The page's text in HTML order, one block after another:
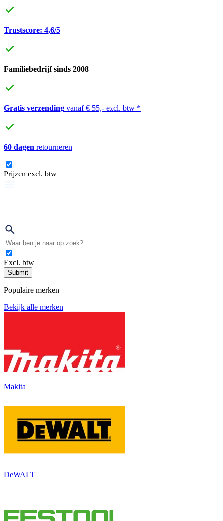
Trustscore: 4,6/5
Familiebedrijf sinds 2008
Gratis verzending vanaf € 55,- excl. btw *
60 dagen retourneren
Prijzen excl. btw
Excl. btw
Submit
Populaire merken
Bekijk alle merken
Makita
DeWALT